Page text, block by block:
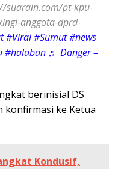
suarain.com/pt-kpu-
anggota-dprd-
#Viral#Sumut#news
#halaban ♬ Danger –
berinisial DS
konfirmasi ke Ketua
Kondusif,